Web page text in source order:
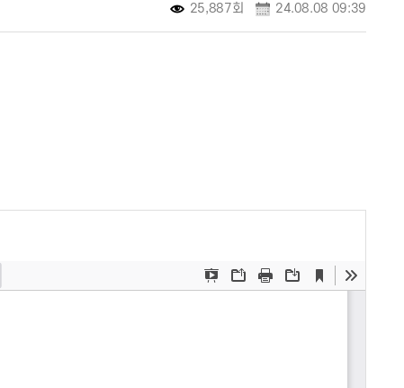
25,887회 24.08.08 09:39